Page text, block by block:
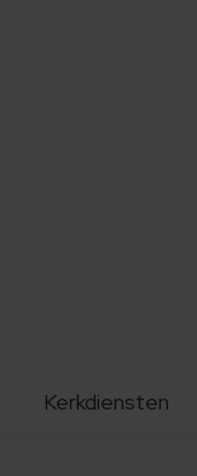
Kerkdiensten